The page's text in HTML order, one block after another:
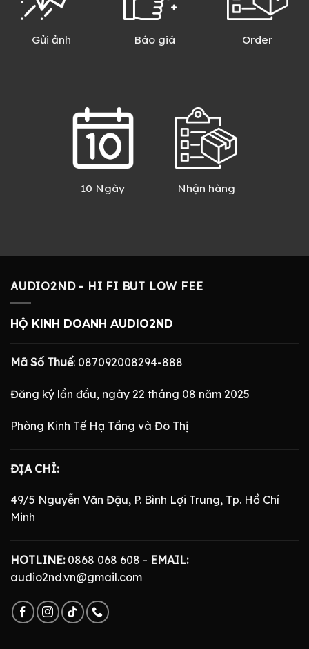
Gửi ảnh Báo giá Order
10 Ngày Nhận hàng
AUDIO2ND - HI FI BUT LOW FEE
HỘ KINH DOANH AUDIO2ND
Mã Số Thuế: 087092008294-888
Đăng ký lần đầu, ngày 22 tháng 08 năm 2025
Phòng Kinh Tế Hạ Tầng và Đô Thị
ĐỊA CHỈ:
49/5 Nguyễn Văn Đậu, P. Bình Lợi Trung, Tp. Hồ Chí
Minh
HOTLINE:0868 068 608 - EMAIL:
audio2nd.vn@gmail.com